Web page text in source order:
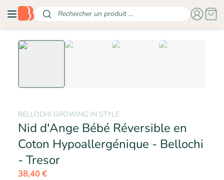
Rechercher un produit ...
BELLOCHI GROWING IN STYLE
Nid d'Ange Bébé Réversible en
Coton Hypoallergénique - Bellochi
- Tresor- BELLOCHI GROWING IN
38,40 €